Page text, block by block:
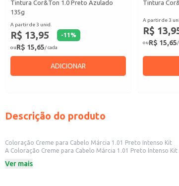
Tintura Cor&Ton 1.0 Preto Azulado
135g
A partir de 3 unid.
R$ 13,95 -11 %
ouR$ 15,65/ cada
ADICIONAR
Tintura
A partir de 3
R$
ouR$ 15,65
Descrição do produto
Coloração Creme para Cabelo Márcia 1.01 Preto Intenso Kit
A Coloração Creme para Cabelo Márcia 1.01 Preto Intenso Kit oferece uma coloração preta intensa e duradoura. Ideal
Dicas de uso:
Ver mais